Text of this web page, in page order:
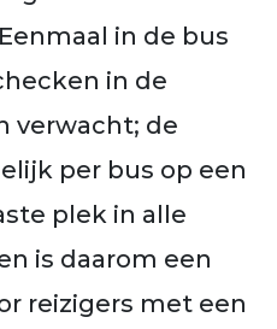
in de bus
in de
verwacht; de
per bus op een
plek in alle
is daarom een
reizigers met een